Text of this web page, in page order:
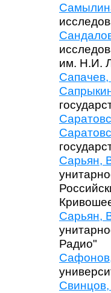
им. Н.И.
Сарьян,
Сарьян,
Радио"